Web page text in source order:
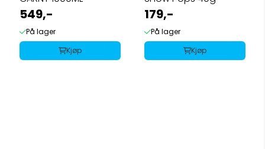
549,-
På lager
Kjøp
179,-
På lager
Kjøp